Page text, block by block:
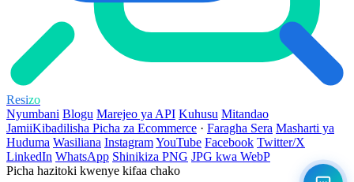
Resizo
Nyumbani Blogu Marejeo ya API Kuhusu Mitandao
JamiiKibadilisha Picha za Ecommerce · Faragha Sera Masharti ya
Huduma Wasiliana InstagramYouTube Facebook Twitter/X
LinkedIn WhatsApp Shinikiza PNG JPG kwa WebP
Picha hazitoki kwenye kifaa chako